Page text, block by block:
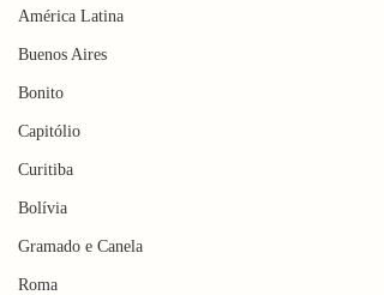
América Latina
Buenos Aires
Bonito
Capitólio
Curitiba
Bolívia
Gramado e Canela
Roma